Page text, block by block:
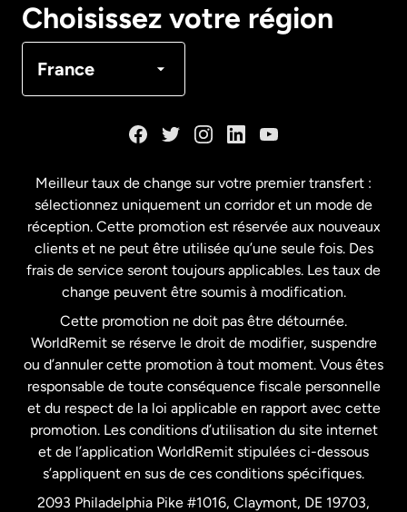
Choisissez votre région
France
Français
États-Unis English
États-Unis Español
France
Malaisie
Nouvelle-Zélande
Pays-Bas
Meilleur taux de change sur votre premier transfert :
sélectionnez uniquement un corridor et un mode de
réception. Cette promotion est réservée aux nouveaux
clients et ne peut être utilisée qu’une seule fois. Des
frais de service seront toujours applicables. Les taux de
change peuvent être soumis à modification.
Cette promotion ne doit pas être détournée.
WorldRemit se réserve le droit de modifier, suspendre
ou d’annuler cette promotion à tout moment. Vous êtes
responsable de toute conséquence fiscale personnelle
et du respect de la loi applicable en rapport avec cette
promotion. Les conditions d’utilisation du site internet
et de l’application WorldRemit stipulées ci-dessous
s’appliquent en sus de ces conditions spécifiques.
2093 Philadelphia Pike #1016, Claymont, DE 19703,